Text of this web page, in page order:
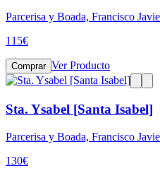
Parcerisa y Boada, Francisco
115€
Comprar Ver Producto
Sta. Ysabel [Santa Isabel]
Parcerisa y Boada, Francisco
130€